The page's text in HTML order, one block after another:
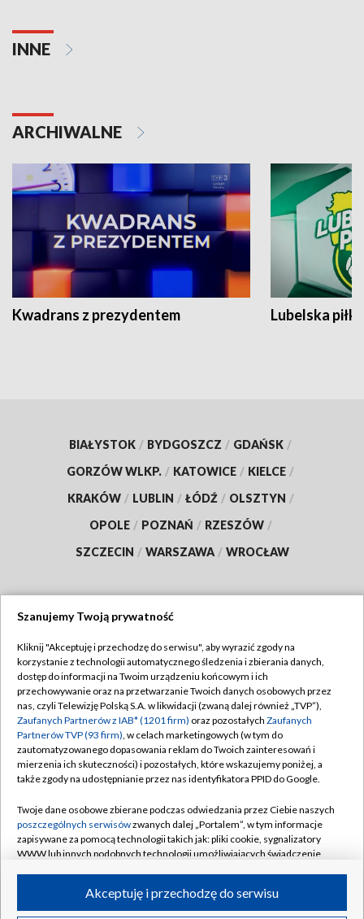
INNE
ARCHIWALNE
Kwadrans z prezydentem Lubelska piłka
BIAŁYSTOK / BYDGOSZCZ / GDAŃSK /
GORZÓW WLKP. / KATOWICE / KIELCE /
KRAKÓW / LUBLIN / ŁÓDŹ / OLSZTYN /
OPOLE / POZNAŃ / RZESZÓW /
SZCZECIN / WARSZAWA / WROCŁAW
TVP
Abonament TVP
Emisja w TVP
Centrum informacji TVP
Naziemna Telewizja Cyfrowa
Rada Programowa
System NOS
Informacje o nadawcy
Program dla prasy
Regulamin TVP
Polityka prywatności
Moje zgody
Pomoc
Kontakt
Kanały
Szanujemy Twoją prywatność
Kliknij "Akceptuję i przechodzę do serwisu", aby wyrazić zgody na
korzystanie z technologii automatycznego śledzenia i zbierania danych,
dostęp do informacji na Twoim urządzeniu końcowym i ich
przechowywanie oraz na przetwarzanie Twoich danych osobowych przez
nas, czyli Telewizję Polską S.A. w likwidacji (zwaną dalej również „TVP”),
Zaufanych Partnerów z IAB* (1201 firm) oraz pozostałych Zaufanych
Partnerów TVP (93 firm), w celach marketingowych (w tym do
zautomatyzowanego dopasowania reklam do Twoich zainteresowań i
mierzenia ich skuteczności) i pozostałych, które wskazujemy poniżej, a
także zgody na udostępnianie przez nas identyfikatora PPID do Google.
Twoje dane osobowe zbierane podczas odwiedzania przez Ciebie naszych
poszczególnych serwisówzwanych dalej „Portalem”, w tym informacje
zapisywane za pomocą technologii takich jak: pliki cookie, sygnalizatory
WWW lub innych podobnych technologii umożliwiających świadczenie
ruchu w Internecie.Akceptuję i przechodzę do serwisu